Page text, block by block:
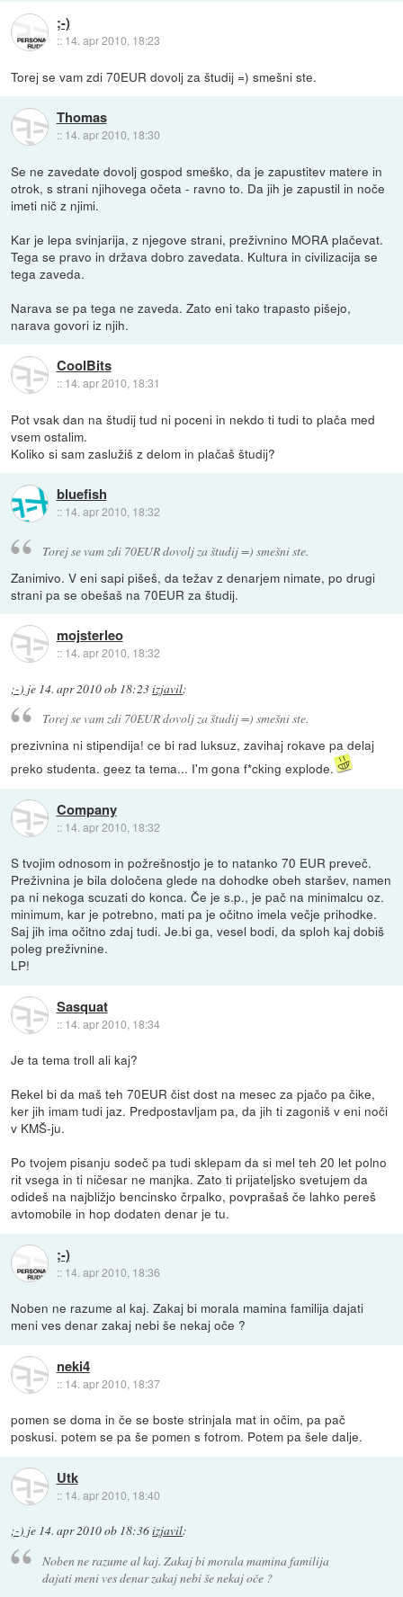
;-)
:: 14. apr 2010, 18:23
Torej se vam zdi 70EUR dovolj za študij =) smešni ste.
Thomas
:: 14. apr 2010, 18:30
Se ne zavedate dovolj gospod smeško, da je zapustitev matere in
otrok, s strani njihovega očeta - ravno to. Da jih je zapustil in noče
imeti nič z njimi.
Kar je lepa svinjarija, z njegove strani, preživnino MORA plačevat.
Tega se pravo in država dobro zavedata. Kultura in civilizacija se
tega zaveda.
Narava se pa tega ne zaveda. Zato eni tako trapasto pišejo,
narava govori iz njih.
CoolBits
:: 14. apr 2010, 18:31
Pot vsak dan na študij tud ni poceni in nekdo ti tudi to plača med
vsem ostalim.
Koliko si sam zaslužiš z delom in plačaš študij?
bluefish
:: 14. apr 2010, 18:32
Torej se vam zdi 70EUR dovolj za študij =) smešni ste.
Zanimivo. V eni sapi pišeš, da težav z denarjem nimate, po drugi
strani pa se obešaš na 70EUR za študij.
mojsterleo
:: 14. apr 2010, 18:32
;-) je 14. apr 2010 ob 18:23izjavil:
Torej se vam zdi 70EUR dovolj za študij =) smešni ste.
prezivnina ni stipendija! ce bi rad luksuz, zavihaj rokave pa delaj
preko studenta. geez ta tema... I'm gona f*cking explode.
Company
:: 14. apr 2010, 18:32
S tvojim odnosom in požrešnostjo je to natanko 70 EUR preveč.
Preživnina je bila določena glede na dohodke obeh staršev, namen
pa ni nekoga scuzati do konca. Če je s.p., je pač na minimalcu oz.
minimum, kar je potrebno, mati pa je očitno imela večje prihodke.
Saj jih ima očitno zdaj tudi. Je.bi ga, vesel bodi, da sploh kaj dobiš
poleg preživnine.
LP!
Sasquat
:: 14. apr 2010, 18:34
Je ta tema troll ali kaj?
Rekel bi da maš teh 70EUR čist dost na mesec za pjačo pa čike,
ker jih imam tudi jaz. Predpostavljam pa, da jih ti zagoniš v eni noči
v KMŠ-ju.
Po tvojem pisanju sodeč pa tudi sklepam da si mel teh 20 let polno
rit vsega in ti ničesar ne manjka. Zato ti prijateljsko svetujem da
odideš na najbližjo bencinsko črpalko, povprašaš če lahko pereš
avtomobile in hop dodaten denar je tu.
;-)
:: 14. apr 2010, 18:36
Noben ne razume al kaj. Zakaj bi morala mamina familija dajati
meni ves denar zakaj nebi še nekaj oče ?
neki4
:: 14. apr 2010, 18:37
pomen se doma in če se boste strinjala mat in očim, pa pač
poskusi. potem se pa še pomen s fotrom. Potem pa šele dalje.
Utk
:: 14. apr 2010, 18:40
;-) je 14. apr 2010 ob 18:36izjavil:
Noben ne razume al kaj. Zakaj bi morala mamina familija
dajati meni ves denar zakaj nebi še nekaj oče ?